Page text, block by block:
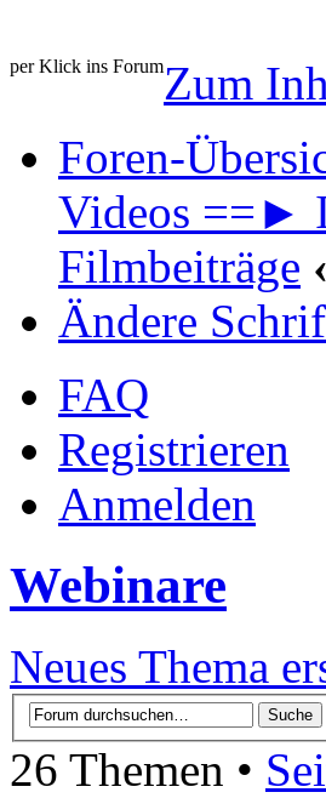
per Klick ins ForumZum
Foren-
Videos ==►
Filmbeiträge ‹
Ändere
FAQ
Registrieren
Anmelden
Webinare
Neues Thema
26 Themen •